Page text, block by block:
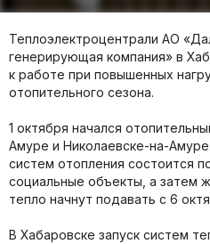
Теплоэлектроцентрали АО
генерирующая компания» в
к работе при повышенных
отопительного сезона.
1 октября начался
Амуре и Николаевске-на-
систем отопления состоится
социальные объекты, а затем
тепло начнут подавать с 6
В Хабаровске запуск систем